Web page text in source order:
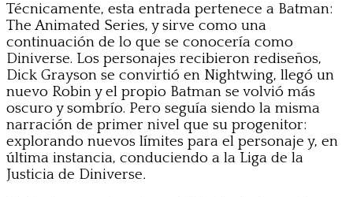
Técnicamente, esta entrada pertenece a Batman:
The Animated Series, y sirve como una
continuación de lo que se conocería como
Diniverse. Los personajes recibieron rediseños,
Dick Grayson se convirtió en Nightwing, llegó un
nuevo Robin y el propio Batman se volvió más
oscuro y sombrío. Pero seguía siendo la misma
narración de primer nivel que su progenitor:
explorando nuevos límites para el personaje y, en
última instancia, conduciendo a la Liga de la
Justicia de Diniverse.